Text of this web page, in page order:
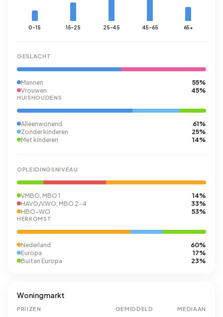
0-15 15-25 25-45 45-65 65+
GESLACHT
Mannen 55%
Vrouwen 45%
HUISHOUDENS
Alleenwonend 61%
Zonder kinderen 25%
Met kinderen 14%
OPLEIDINGSNIVEAU
VMBO, MBO 1 14%
HAVO/VWO, MBO 2-4 33%
HBO-WO 53%
HERKOMST
Nederland 60%
Europa 17%
Buiten Europa 23%
Woningmarkt
PRIJZEN GEMIDDELD MEDIAAN